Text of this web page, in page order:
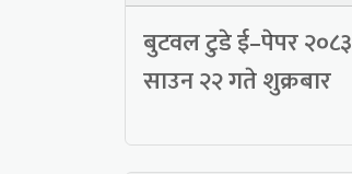
बुटवल टुडे ई–पेपर २०८३
साउन २२ गते शुक्रबार